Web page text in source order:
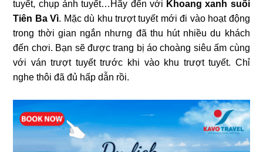
tuyết, chụp ảnh tuyết…Hãy đến với Khoang xanh suối
Tiên Ba Vì. Mặc dù khu trượt tuyết mới đi vào hoạt động
trong thời gian ngắn nhưng đã thu hút nhiều du khách
đến chơi. Bạn sẽ được trang bị áo choàng siêu ấm cùng
với ván trượt tuyết trước khi vào khu trượt tuyết. Chỉ
nghe thôi đã đủ hấp dẫn rồi.